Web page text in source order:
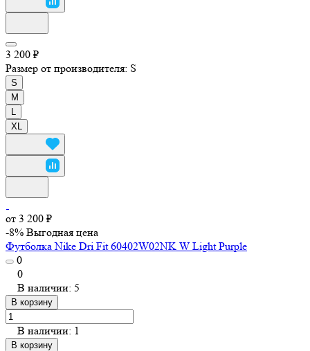
3 200 ₽
Размер от производителя: S
S
M
XL
от 3 200 ₽
-8% Выгодная цена
Футболка Nike Dri Fit 60402W02NK W Light Purple
0
0
В наличии: 5
В корзину
В наличии: 1
В корзину